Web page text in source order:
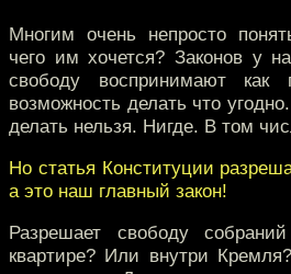
Многим очень непросто
чего им хочется? Законов у
свободу воспринимают
возможность делать что
делать нельзя. Нигде. В том
Но статья Конституции
а это наш главный закон!
Разрешает свободу
квартире? Или внутри